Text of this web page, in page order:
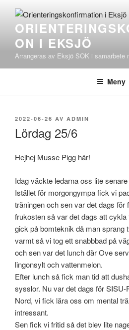
innehåll
ON I EKSJÖ
Arrangeras av Eksjö SOK i samarbete
Meny
PUBLICERAT
2022-06-26 AV ADMIN
Lördag 25/6
Hejhej Musse Pigg här!
Idag väckte ledarna oss lite
Istället för morgongympa fick vi
träningen och sen var det dags för
frukosten så var det dags att cykla
gick på bomteknik då man sprang
varmt så vi tog ett snabbbad på
och sen var det lunch där Ove
lingonsylt och vattenmelon.
Efter lunch så fick man tid att
sysslor. Nu var det dags för
Nord, vi fick lära oss om mental
intressant.
Sen fick vi fritid så det blev lite